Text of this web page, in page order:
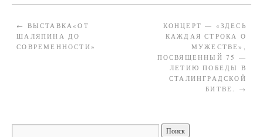
← ВЫСТАВКА«ОТ
ШАЛЯПИНА ДО
СОВРЕМЕННОСТИ»
КОНЦЕРТ — «ЗДЕСЬ
КАЖДАЯ СТРОКА О
МУЖЕСТВЕ»,
ПОСВЯЩЕННЫЙ 75 —
ЛЕТИЮ ПОБЕДЫ В
СТАЛИНГРАДСКОЙ
БИТВЕ. →